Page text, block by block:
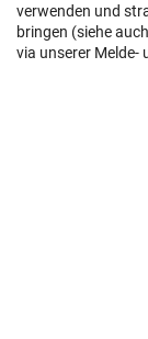
verwenden und
bringen (siehe auch
via unserer Melde-